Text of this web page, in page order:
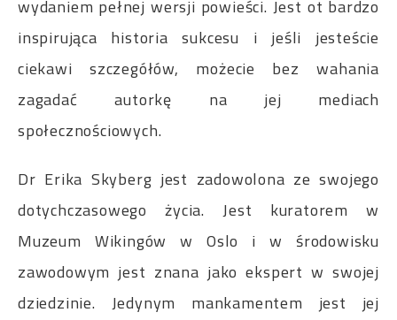
wydaniem pełnej wersji powieści. Jest ot bardzo
inspirująca historia sukcesu i jeśli jesteście
ciekawi szczegółów, możecie bez wahania
zagadać autorkę na jej mediach
społecznościowych.
Dr Erika Skyberg jest zadowolona ze swojego
dotychczasowego życia. Jest kuratorem w
Muzeum Wikingów w Oslo i w środowisku
zawodowym jest znana jako ekspert w swojej
dziedzinie. Jedynym mankamentem jest jej